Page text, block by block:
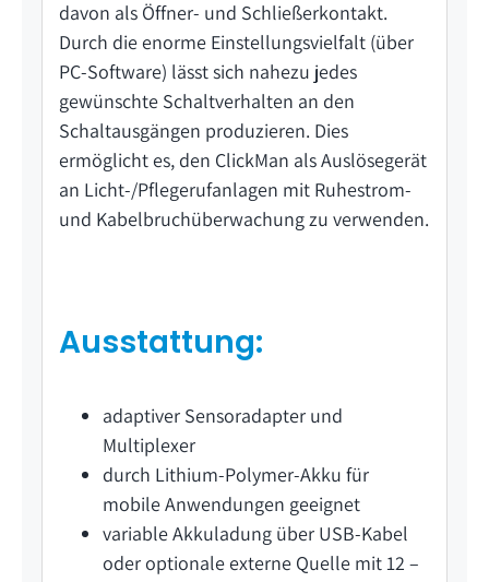
davon als Öffner- und Schließerkontakt.
Durch die enorme Einstellungsvielfalt (über
PC-Software) lässt sich nahezu jedes
gewünschte Schaltverhalten an den
Schaltausgängen produzieren. Dies
ermöglicht es, den ClickMan als Auslösegerät
an Licht-/Pflegerufanlagen mit Ruhestrom-
und Kabelbruchüberwachung zu verwenden.
Ausstattung:
adaptiver Sensoradapter und
Multiplexer
durch Lithium-Polymer-Akku für
mobile Anwendungen geeignet
variable Akkuladung über USB-Kabel
oder optionale externe Quelle mit 12 –